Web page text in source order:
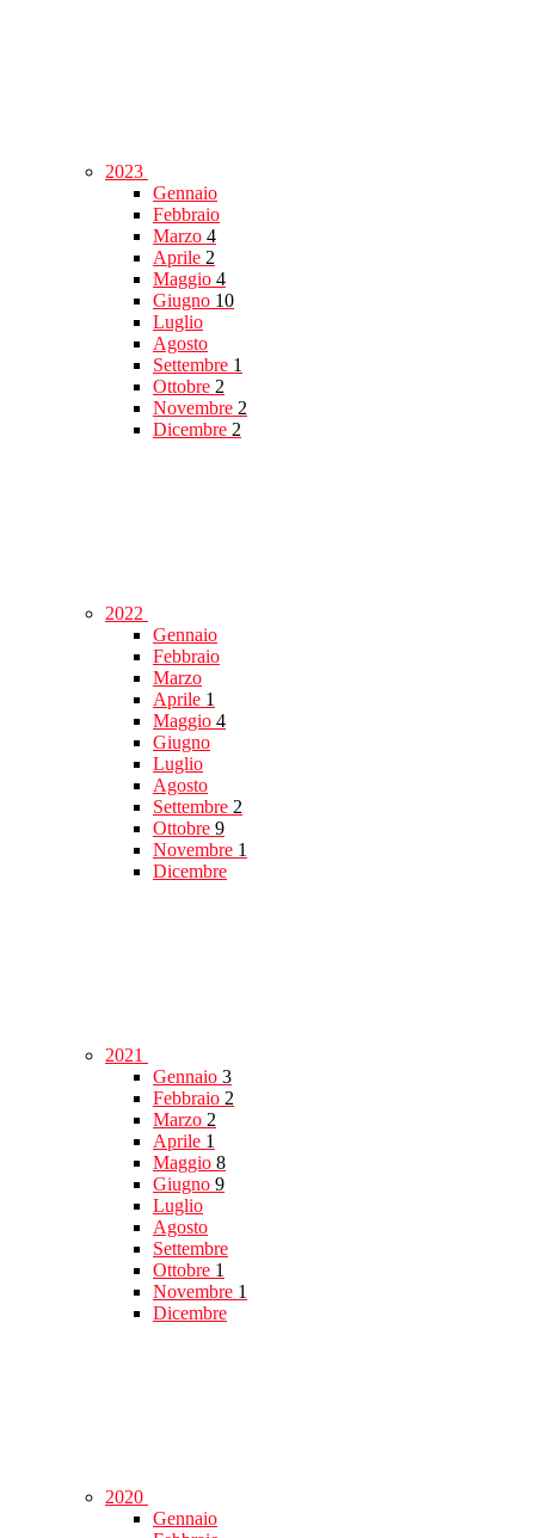
2023
Gennaio
Febbraio
Marzo 4
Aprile 2
Maggio 4
Giugno 10
Luglio
Agosto
Settembre 1
Ottobre 2
Novembre 2
Dicembre 2
2022
Gennaio
Febbraio
Marzo
Aprile 1
Maggio 4
Giugno
Luglio
Agosto
Settembre 2
Ottobre 9
Novembre 1
Dicembre
2021
Gennaio 3
Febbraio 2
Marzo 2
Aprile 1
Maggio 8
Giugno 9
Luglio
Agosto
Settembre
Ottobre 1
Novembre 1
Dicembre
2020
Gennaio